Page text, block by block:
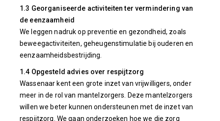
1.3 Georganiseerde activiteiten ter vermindering van
de eenzaamheid
We leggen nadruk op preventie en gezondheid, zoals
beweegactiviteiten, geheugenstimulatie bij ouderen en
eenzaamheidsbestrijding.
1.4 Opgesteld advies over respijtzorg
Wassenaar kent een grote inzet van vrijwilligers, onder
meer in de rol van mantelzorgers. Deze mantelzorgers
willen we beter kunnen ondersteunen met de inzet van
respijtzorg. We gaan onderzoeken hoe we die zorg